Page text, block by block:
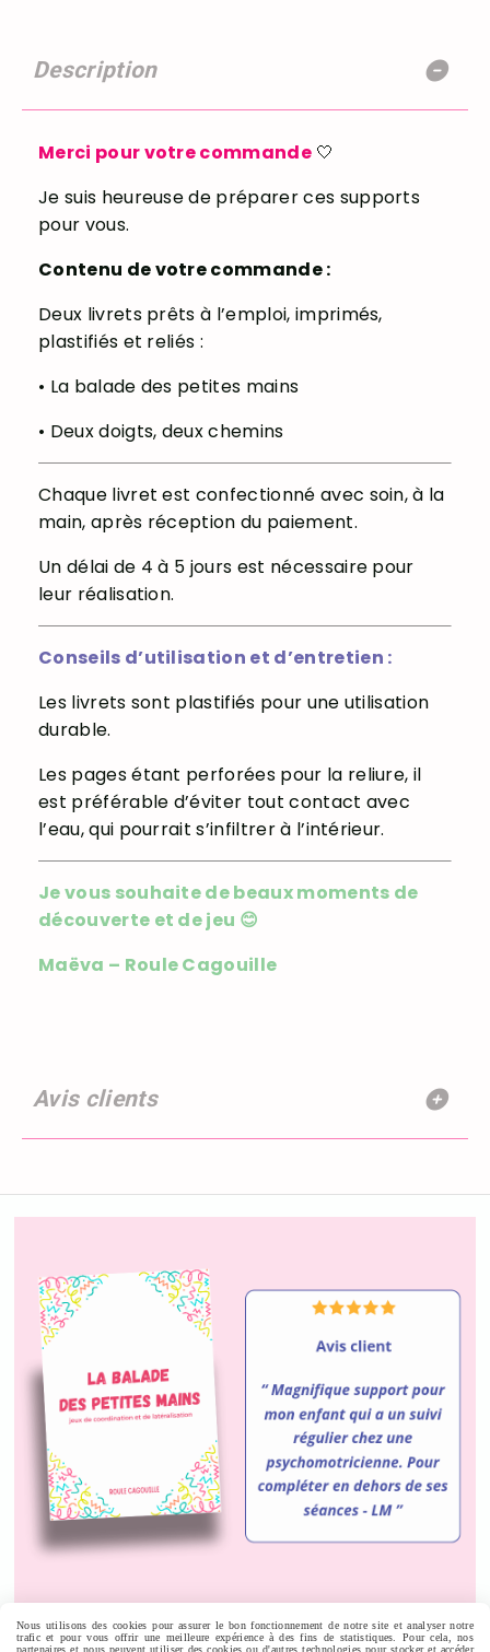
Description
Merci pour votre commande 🤍
Je suis heureuse de préparer ces supports
pour vous.
Contenu de votre commande :
Deux livrets prêts à l’emploi, imprimés,
plastifiés et reliés :
• La balade des petites mains
• Deux doigts, deux chemins
Chaque livret est confectionné avec soin, à la
main, après réception du paiement.
Un délai de 4 à 5 jours est nécessaire pour
leur réalisation.
Conseils d’utilisation et d’entretien :
Les livrets sont plastifiés pour une utilisation
durable.
Les pages étant perforées pour la reliure, il
est préférable d’éviter tout contact avec
l’eau, qui pourrait s’infiltrer à l’intérieur.
Je vous souhaite de beaux moments de
découverte et de jeu 😊
Maëva – Roule Cagouille
Avis clients
Facebook est désactivé. Autoriser
Nous utilisons des cookies pour assurer le bon fonctionnement de notre site et analyser notre
trafic et pour vous offrir une meilleure expérience à des fins de statistiques. Pour cela, nos
partenaires et nous peuvent utiliser des cookies ou d'autres technologies pour stocker et accéder